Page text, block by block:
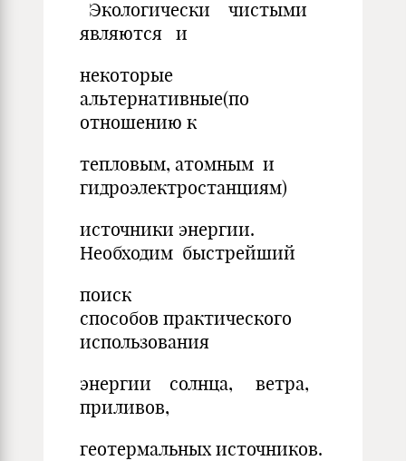
Экологически чистыми
являются и
некоторые
альтернативные(по
отношению к
тепловым, атомным и
гидроэлектростанциям)
источники энергии.
Необходим быстрейший
поиск
способов практического
использования
энергии солнца, ветра,
приливов,
геотермальных источников.